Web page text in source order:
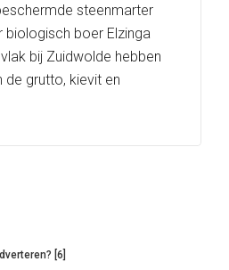
steenmarter
biologisch boer Elzinga
bij Zuidwolde hebben
de grutto, kievit en
[6]